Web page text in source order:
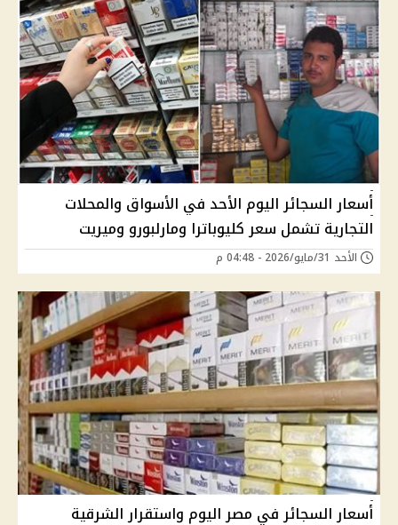
أسعار السجائر اليوم الأحد في الأسواق والمحلات
التجارية تشمل سعر كليوباترا ومارلبورو وميريت
الأحد 31/مايو/2026 - 04:48 م
أسعار السجائر في مصر اليوم واستقرار الشرقية